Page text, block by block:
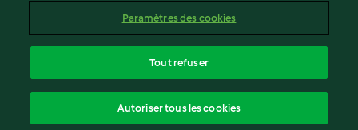
Contenu du rapport
Déclaration d'accessibilité
Paramètres des cookies
Tout refuser
Autoriser tous les cookies